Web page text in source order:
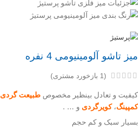
میز تاشو آلومینیومی 4 نفره
(
1 بازخورد مشتری)
کیفیت و تعادل بینظیر مخصوص طبیعت گردی
کمپینگ،کویرگردی و … .
بسیار سبک و کم حجم